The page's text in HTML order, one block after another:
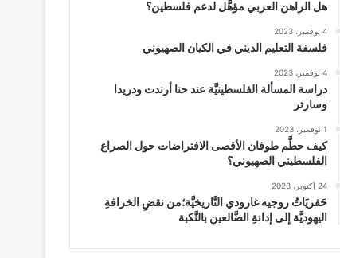
هل الراهن العربي مؤهَّل لدعم فلسطين؟
4 نوفمبر، 2023
فلسفة التعليم الديني في الكيان الصهيوني
4 نوفمبر، 2023
دراسة المسألة الفلسطينيَّة عند حنا أرندت ودريدا
وسارتر
1 نوفمبر، 2023
كيف حطَّم طوفان الأقصى الافتراضات حول الصراع
الفلسطيني الصهيوني؟
24 أكتوبر، 2023
حَفريَاتُ روجيه غارودي التَّاريخيَّة؛من نقضِ الخرافةِ
اليهوديَّة إلى إدانةِ الضَّالعين بالنَّكبة